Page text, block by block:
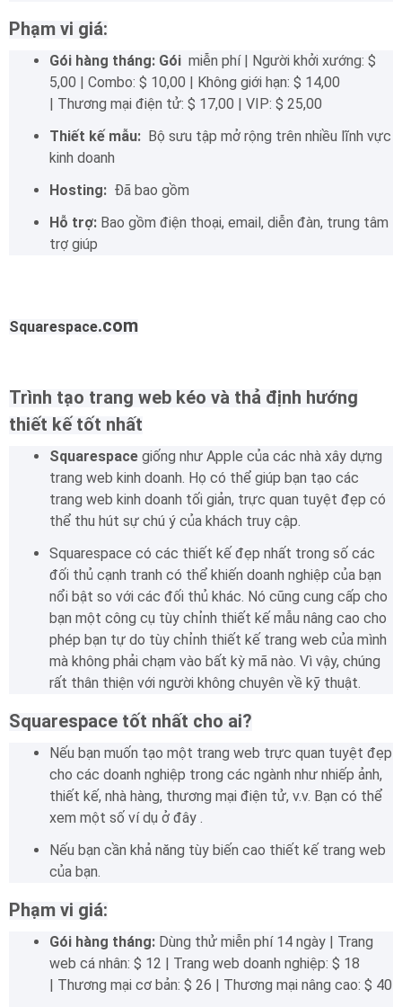
Phạm vi giá:
Gói hàng tháng: Gói miễn phí | Người khởi xướng: $
5,00 | Combo: $ 10,00 | Không giới hạn: $ 14,00
| Thương mại điện tử: $ 17,00 | VIP: $ 25,00
Thiết kế mẫu: Bộ sưu tập mở rộng trên nhiều lĩnh vực
kinh doanh
Hosting: Đã bao gồm
Hỗ trợ: Bao gồm điện thoại, email, diễn đàn, trung tâm
trợ giúp
Squarespace.com
Trình tạo trang web kéo và thả định hướng
thiết kế tốt nhất
Squarespace giống như Apple của các nhà xây dựng
trang web kinh doanh. Họ có thể giúp bạn tạo các
trang web kinh doanh tối giản, trực quan tuyệt đẹp có
thể thu hút sự chú ý của khách truy cập.
Squarespace có các thiết kế đẹp nhất trong số các
đối thủ cạnh tranh có thể khiến doanh nghiệp của bạn
nổi bật so với các đối thủ khác. Nó cũng cung cấp cho
bạn một công cụ tùy chỉnh thiết kế mẫu nâng cao cho
phép bạn tự do tùy chỉnh thiết kế trang web của mình
mà không phải chạm vào bất kỳ mã nào. Vì vậy, chúng
rất thân thiện với người không chuyên về kỹ thuật.
Squarespace tốt nhất cho ai?
Nếu bạn muốn tạo một trang web trực quan tuyệt đẹp
cho các doanh nghiệp trong các ngành như nhiếp ảnh,
thiết kế, nhà hàng, thương mại điện tử, v.v. Bạn có thể
xem một số ví dụ ở đây .
Nếu bạn cần khả năng tùy biến cao thiết kế trang web
của bạn.
Phạm vi giá:
Gói hàng tháng: Dùng thử miễn phí 14 ngày | Trang
web cá nhân: $ 12 | Trang web doanh nghiệp: $ 18
| Thương mại cơ bản: $ 26 | Thương mại nâng cao: $ 40